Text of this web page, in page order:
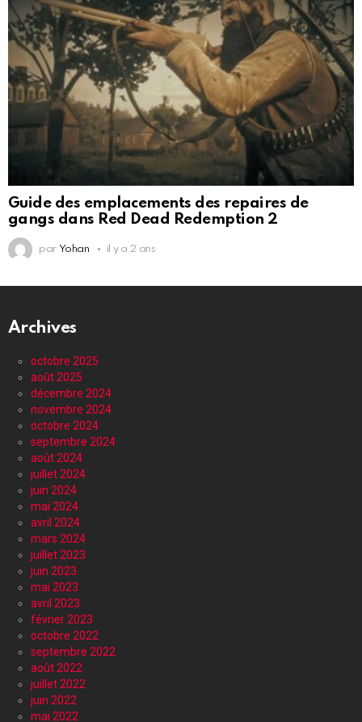
Guide des emplacements des repaires de
gangs dans Red Dead Redemption 2
par Yohan il y a 2 ans
Archives
octobre 2025
août 2025
décembre 2024
novembre 2024
octobre 2024
septembre 2024
août 2024
juillet 2024
juin 2024
mai 2024
avril 2024
mars 2024
juillet 2023
juin 2023
mai 2023
avril 2023
février 2023
octobre 2022
septembre 2022
août 2022
juillet 2022
juin 2022
mai 2022